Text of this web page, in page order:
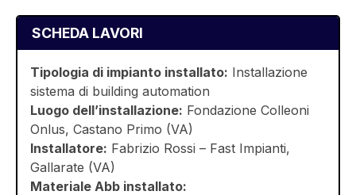
SCHEDA LAVORI
Tipologia di impianto installato: Installazione
sistema di building automation
Luogo dell’installazione: Fondazione Colleoni
Onlus, Castano Primo (VA)
Installatore: Fabrizio Rossi – Fast Impianti,
Gallarate (VA)
Materiale Abb installato: